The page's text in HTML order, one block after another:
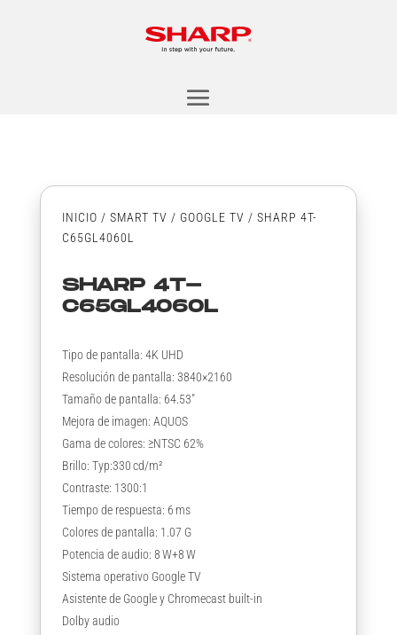
INICIO / SMART TV / GOOGLE TV / SHARP 4T-
C65GL4060L
SHARP 4T-
C65GL4060L
Tipo de pantalla: 4K UHD
Resolución de pantalla: 3840×2160
Tamaño de pantalla: 64.53″
Mejora de imagen: AQUOS
Gama de colores: ≥NTSC 62%
Brillo: Typ:330 cd/m²
Contraste: 1300:1
Tiempo de respuesta: 6 ms
Colores de pantalla: 1.07 G
Potencia de audio: 8 W+8 W
Sistema operativo Google TV
Asistente de Google y Chromecast built-in
Dolby audio